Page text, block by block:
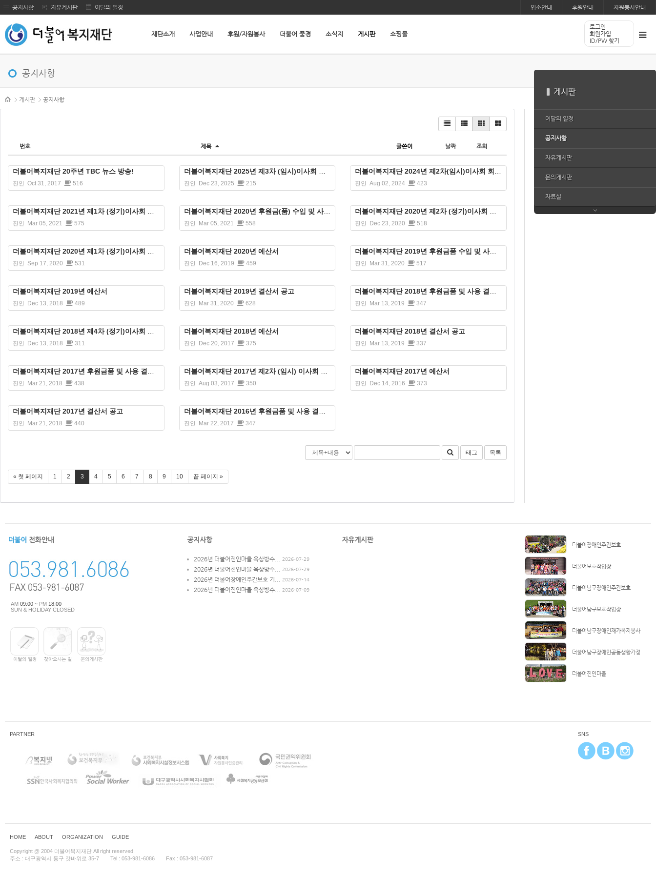
메뉴 건너뛰기
공지사항 자유게시판 이달의 일정 입소안내 후원안내 자원봉사안내
재단소개 사업안내 후원/자원봉사 더불어 풍경 소식지 게시판 쇼핑몰
로그인
회원가입
ID/PW 찾기
공지사항
본문시작
게시판
공지사항
게시판
이달의 일정
공지사항
자유게시판
문의게시판
자료실
번호 제목 글쓴이 날짜 조회
더불어복지재단 20주년 TBC 뉴스 방송!
진인 Oct 31, 2017 516
더불어복지재단 2025년 제3차 (임시)이사회 회의록
진인 Dec 23, 2025 215
더불어복지재단 2024년 제2차(임시)이사회 회의록
진인 Aug 02, 2024 423
더불어복지재단 2021년 제1차 (정기)이사회 회의록
진인 Mar 05, 2021 575
더불어복지재단 2020년 후원금(품) 수입 및 사용 결과 보고서 공고
진인 Mar 05, 2021 558
더불어복지재단 2020년 제2차 (정기)이사회 회의록
진인 Dec 23, 2020 518
더불어복지재단 2020년 제1차 (정기)이사회 회의록
진인 Sep 17, 2020 531
더불어복지재단 2020년 예산서
진인 Dec 16, 2019 459
더불어복지재단 2019년 후원금품 수입 및 사용 결과 보고서 공고
진인 Mar 31, 2020 517
더불어복지재단 2019년 예산서
진인 Dec 13, 2018 489
더불어복지재단 2019년 결산서 공고
진인 Mar 31, 2020 628
더불어복지재단 2018년 후원금품 및 사용 결과 보고서 공고
진인 Mar 13, 2019 347
더불어복지재단 2018년 제4차 (정기)이사회 회의록
진인 Dec 13, 2018 311
더불어복지재단 2018년 예산서
진인 Dec 20, 2017 375
더불어복지재단 2018년 결산서 공고
진인 Mar 13, 2019 337
더불어복지재단 2017년 후원금품 및 사용 결과 보고서 공고
진인 Mar 21, 2018 438
더불어복지재단 2017년 제2차 (임시) 이사회 회의록 공고
진인 Aug 03, 2017 350
더불어복지재단 2017년 예산서
진인 Dec 14, 2016 373
더불어복지재단 2017년 결산서 공고
진인 Mar 21, 2018 440
더불어복지재단 2016년 후원금품 및 사용 결과 보고서 공고
진인 Mar 22, 2017 347
태그 목록
« 첫 페이지 1 2 3 4 5 6 7 8 9 10 끝 페이지 »
AM 09:00 ~ PM 18:00
SUN & HOLIDAY CLOSED
이달의 일정 찾아오시는 길 문의게시판
2026년 더불어진인마을 옥상방수... 2026-07-29
2026년 더불어진인마을 옥상방수... 2026-07-29
2026년 더불어장애인주간보호 기... 2026-07-14
2026년 더불어진인마을 옥상방수... 2026-07-09
더불어장애인주간보호
더불어보호작업장
더불어남구장애인주간보호
더불어남구보호작업장
더불어남구장애인재가복지봉사
더불어남구장애인공동생활가정
더불어진인마을
PARTNER SNS
HOME ABOUT ORGANIZATION GUIDE
Copyright @ 2004 더불어복지재단 All right reserved.
주소 : 대구광역시 동구 갓바위로 35-7
Tel : 053-981-6086 Fax : 053-981-6087